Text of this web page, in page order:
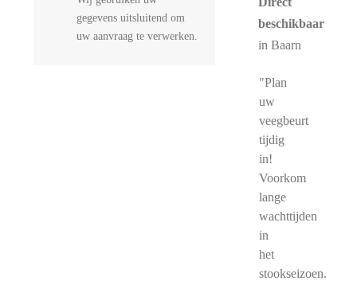
gegevens uitsluitend om
uw aanvraag te verwerken.
beschikbaar
in Baarn
"Plan
uw
veegbeurt
tijdig
in!
Voorkom
lange
wachttijden
in
het
stookseizoen.